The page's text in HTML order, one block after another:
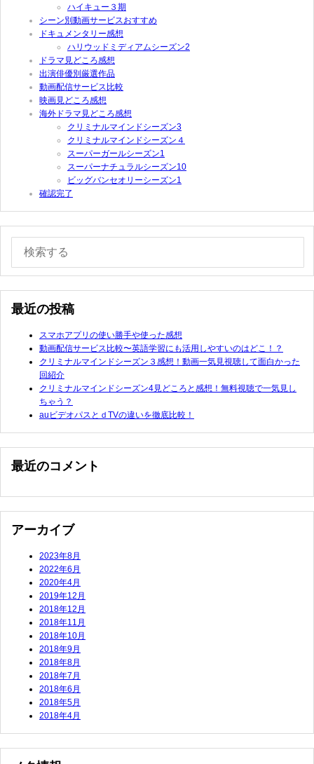
ハイキュー３期
シーン別動画サービスおすすめ
ドキュメンタリー感想
ハリウッドミディアムシーズン2
ドラマ見どころ感想
出演俳優別厳選作品
動画配信サービス比較
映画見どころ感想
海外ドラマ見どころ感想
クリミナルマインドシーズン3
クリミナルマインドシーズン４
スーパーガールシーズン1
スーパーナチュラルシーズン10
ビッグバンセオリーシーズン1
確認完了
最近の投稿
スマホアプリの使い勝手や使った感想
動画配信サービス比較〜英語学習にも活用しやすいのはどこ！？
クリミナルマインドシーズン３感想！動画一気見視聴して面白かった
回紹介
クリミナルマインドシーズン4見どころと感想！無料視聴で一気見し
ちゃう？
auビデオパスとｄTVの違いを徹底比較！
最近のコメント
アーカイブ
2023年8月
2022年6月
2020年4月
2019年12月
2018年12月
2018年11月
2018年10月
2018年9月
2018年8月
2018年7月
2018年6月
2018年5月
2018年4月